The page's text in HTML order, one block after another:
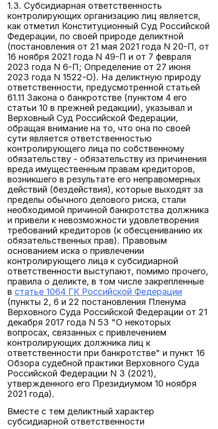
1.3. Субсидиарная ответственность
контролирующих организацию лиц является,
как отметил Конституционный Суд Российской
Федерации, по своей природе деликтной
(постановления от 21 мая 2021 года N 20-П, от
16 ноября 2021 года N 49-П и от 7 февраля
2023 года N 6-П; Определение от 27 июня
2023 года N 1522-О). На деликтную природу
ответственности, предусмотренной статьей
61.11 Закона о банкротстве (пунктом 4 его
статьи 10 в прежней редакции), указывал и
Верховный Суд Российской Федерации,
обращая внимание на то, что она по своей
сути является ответственностью
контролирующего лица по собственному
обязательству - обязательству из причинения
вреда имущественным правам кредиторов,
возникшего в результате его неправомерных
действий (бездействия), которые выходят за
пределы обычного делового риска, стали
необходимой причиной банкротства должника
и привели к невозможности удовлетворения
требований кредиторов (к обесцениванию их
обязательственных прав). Правовым
основанием иска о привлечении
контролирующего лица к субсидиарной
ответственности выступают, помимо прочего,
правила о деликте, в том числе закрепленные
в статье 1064 ГК Российской Федерации
(пункты 2, 6 и 22 постановления Пленума
Верховного Суда Российской Федерации от 21
декабря 2017 года N 53 "О некоторых
вопросах, связанных с привлечением
контролирующих должника лиц к
ответственности при банкротстве" и пункт 16
Обзора судебной практики Верховного Суда
Российской Федерации N 3 (2021),
утвержденного его Президиумом 10 ноября
2021 года).
Вместе с тем деликтный характер
субсидиарной ответственности